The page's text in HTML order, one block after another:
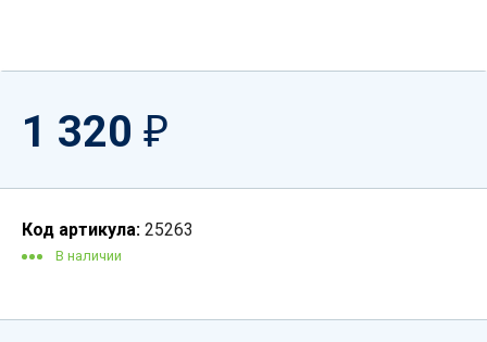
1 320 ₽
Код артикула: 25263
В наличии